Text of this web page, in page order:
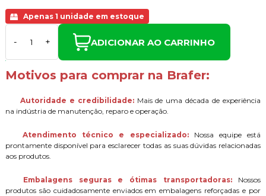
Apenas 1 unidade em estoque
- + ADICIONAR AO CARRINHO
Motivos para comprar na Brafer:
Autoridade e credibilidade: Mais de uma década de experiência
na indústria de manutenção, reparo e operação.
Atendimento técnico e especializado:
Nossa equipe está
prontamente disponível para esclarecer todas as suas dúvidas relacionadas
aos produtos.
Embalagens seguras e ótimas transportadoras:
Nossos
produtos são cuidadosamente enviados em embalagens reforçadas e por